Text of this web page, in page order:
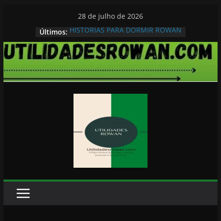
conteúdo
28 de julho de 2026
Últimos: HISTORIAS PARA DORMIR ROWAN